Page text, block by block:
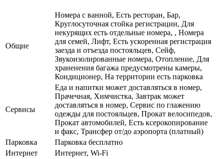
Общие
Номера с ванной, Есть ресторан, Бар,
Круглосуточная стойка регистрации, Для
некурящих есть отдельные номера, , Номера
для семей, Лифт, Есть ускоренная регистрация
заезда и отъезда постояльцев, Сейф,
Звукоизолированные номера, Отопление, Для
храненения багажа предусмотрены камеры,
Кондиционер, На территории есть парковка
Сервисы
Еда и напитки может доставляться в номер,
Прачечная, Химчистка, Завтрак может
доставляться в номер, Сервис по глажению
одежды для постояльцев, Прокат велосипедов,
Прокат автомобилей, Есть ксерокопирование
и факс, Трансфер от/до аэропорта (платный)
Парковка
Парковка бесплатно
Интернет
Интернет, Wi-Fi